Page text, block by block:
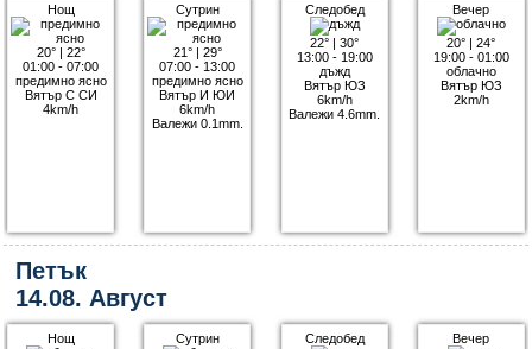
Нощ
20°| 22°
01:00 - 07:00
предимно ясно
Вятър С СИ
4km/h
Сутрин
21°| 29°
07:00 - 13:00
предимно ясно
Вятър И ЮИ
6km/h
Валежи 0.1mm.
Следобед
22° |30°
13:00 - 19:00
дъжд
Вятър ЮЗ
6km/h
Валежи 4.6mm.
Вечер
20° |24°
19:00 - 01:00
облачно
Вятър ЮЗ
2km/h
Петък
14.08. Август
Нощ Сутрин Следобед Вечер